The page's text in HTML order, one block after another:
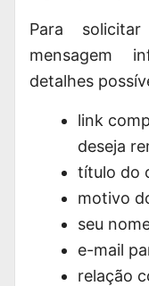
Para
mensagem
detalhes
link
deseja
título do
motivo
seu
e-mail
relação